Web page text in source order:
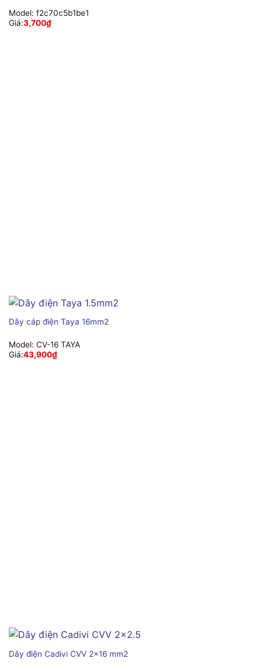
Model: f2c70c5b1be1
Giá:3,700₫
Dây cáp điện Taya 16mm2
Model: CV-16 TAYA
Giá:43,900₫
Dây điện Cadivi CVV 2×16 mm2